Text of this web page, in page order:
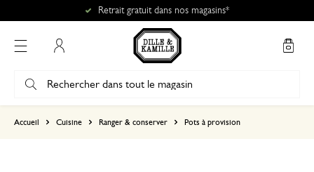
Retrait gratuit dans nos magasins*
Accueil Cuisine Ranger & conserver Pots à provision